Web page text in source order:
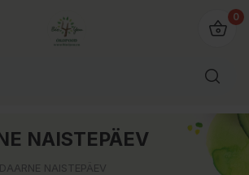
0
NAISTEPÄEV
NAISTEPÄEV